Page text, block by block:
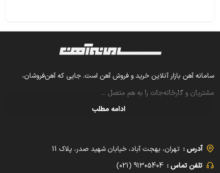
سامانه آهن بازار آنلاین خرید و فروش آهن است. جایی که آهن‌فروشان،
مشتریان و کارخانه‌جات را به هم متصل ...
ادامه مطلب
آدرس : تهران، بهجت آباد، خیابان شهید صدر، پلاک 11
تلفن تماس : 91305404 (021)